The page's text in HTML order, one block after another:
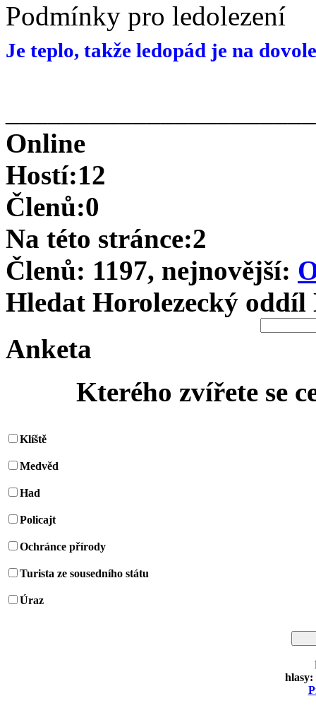
Podmínky pro ledolezení
Je teplo, takže ledopád je na
Online
Hostí:12
Členů:0
Na této stránce:2
Členů: 1197, nejnovější:
Hledat Horolezecký
Anketa
Kterého zvířete se
Klíště
Medvěd
Had
Policajt
Ochránce přírody
Turista ze sousedního státu
Úraz
hlasy: